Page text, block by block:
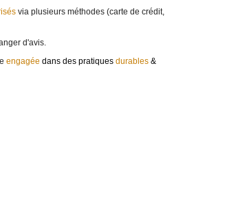
via plusieurs méthodes (carte de crédit,
d'avis.
engagée dans des pratiques durables&